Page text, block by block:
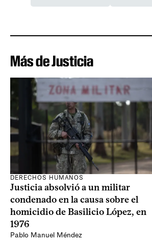
Más de Justicia
DERECHOS HUMANOS
Justicia absolvió a un militar
condenado en la causa sobre el
homicidio de Basilicio López, en
1976
Pablo Manuel Méndez